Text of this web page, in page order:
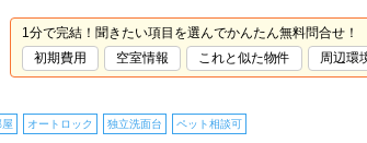
1分で完結！聞きたい項目を選んでかんたん無料問合せ！
初期費用
空室情報 これと似た物件 周辺環
オートロック 独立洗面台 ペット相談可